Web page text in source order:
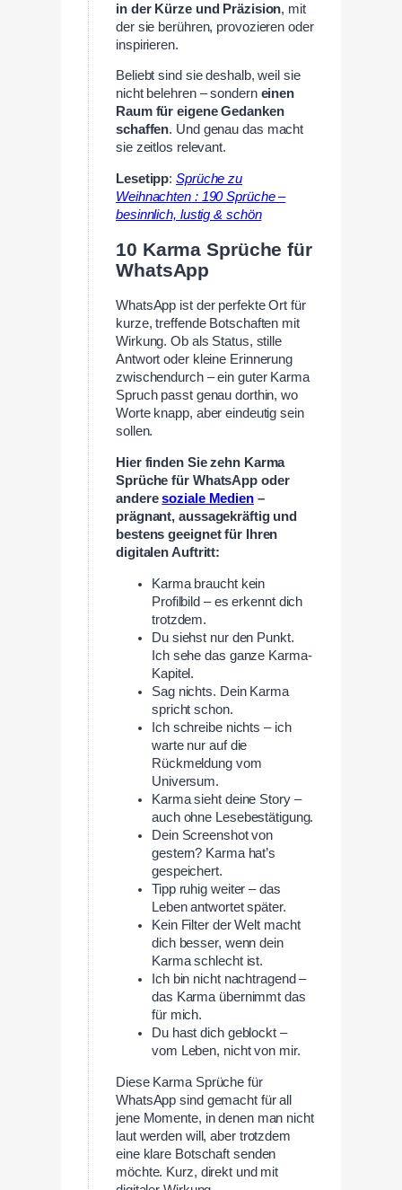
in der Kürze und Präzision, mit
der sie berühren, provozieren oder
inspirieren.
Beliebt sind sie deshalb, weil sie
nicht belehren – sondern einen
Raum für eigene Gedanken
schaffen. Und genau das macht
sie zeitlos relevant.
Lesetipp:Sprüche zu
Weihnachten : 190 Sprüche –
besinnlich, lustig & schön
10 Karma Sprüche für
WhatsApp
WhatsApp ist der perfekte Ort für
kurze, treffende Botschaften mit
Wirkung. Ob als Status, stille
Antwort oder kleine Erinnerung
zwischendurch – ein guter Karma
Spruch passt genau dorthin, wo
Worte knapp, aber eindeutig sein
sollen.
Hier finden Sie zehn Karma
Sprüche für WhatsApp oder
anderesoziale Medien–
prägnant, aussagekräftig und
bestens geeignet für Ihren
digitalen Auftritt:
Karma braucht kein
Profilbild – es erkennt dich
trotzdem.
Du siehst nur den Punkt.
Ich sehe das ganze Karma-
Kapitel.
Sag nichts. Dein Karma
spricht schon.
Ich schreibe nichts – ich
warte nur auf die
Rückmeldung vom
Universum.
Karma sieht deine Story –
auch ohne Lesebestätigung.
Dein Screenshot von
gestern? Karma hat’s
gespeichert.
Tipp ruhig weiter – das
Leben antwortet später.
Kein Filter der Welt macht
dich besser, wenn dein
Karma schlecht ist.
Ich bin nicht nachtragend –
das Karma übernimmt das
für mich.
Du hast dich geblockt –
vom Leben, nicht von mir.
Diese Karma Sprüche für
WhatsApp sind gemacht für all
jene Momente, in denen man nicht
laut werden will, aber trotzdem
eine klare Botschaft senden
möchte. Kurz, direkt und mit